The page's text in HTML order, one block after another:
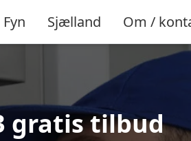
Fyn Sjælland Om /
gratis tilbud